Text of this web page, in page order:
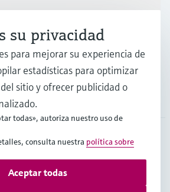
su privacidad
para mejorar su experiencia de
estadísticas para optimizar
sitio y ofrecer publicidad o
todas», autoriza nuestro uso de
consulta nuestra política sobre
Aceptar todas